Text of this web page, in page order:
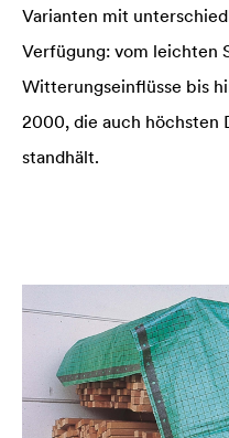
Varianten mit
Verfü­gung: vom leichten
Witte­rungseinflüsse bis
2000, die auch höchsten
standhält.